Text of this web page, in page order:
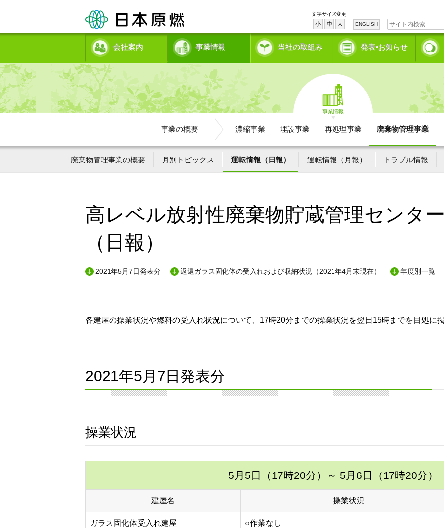
文字サイズ変更
小 中 大 ENGLISH
会社案内 事業情報 当社の取組み 発表•お知らせ
事業情報
事業の概要 濃縮事業 埋設事業 再処理事業 廃棄物管理事業
廃棄物管理事業の概要 月別トピックス 運転情報（日報） 運転情報（月報） トラブル情報
高レベル放射性廃棄物貯蔵管理センタ
（日報）
2021年5月7日発表分 返還ガラス固化体の受入れおよび収納状況（2021年4月末現在） 年度別一覧
各建屋の操業状況や燃料の受入れ状況について、17時20分までの操業状況を翌日15時までを目処に
2021年5月7日発表分
操業状況
5月5日（17時20分） ～ 5月6日（17時20分）
建屋名 操業状況
ガラス固化体受入れ建屋 ○作業なし